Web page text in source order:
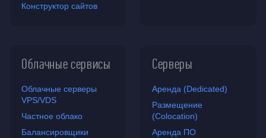
Конструктор сайтов
Облачные сервисы
Облачные серверы
VPS/VDS
Частное облако
Балансировщики
Серверы
Аренда (Dedicated)
Размещение
(Colocation)
Аренда ПО